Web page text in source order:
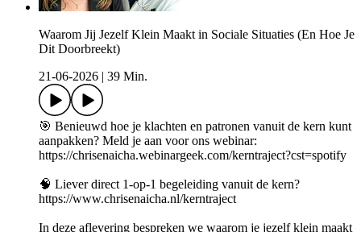
Waarom Jij Jezelf Klein Maakt in Sociale Situaties (En Hoe Je
Dit Doorbreekt)
21-06-2026
39 Min.
🎯 Benieuwd hoe je klachten en patronen vanuit de kern kunt
aanpakken? Meld je aan voor ons webinar:
https://chrisenaicha.webinargeek.com/kerntraject?cst=spotify
🧠 Liever direct 1-op-1 begeleiding vanuit de kern?
https://www.chrisenaicha.nl/kerntraject
In deze aflevering bespreken we waarom je jezelf klein maakt